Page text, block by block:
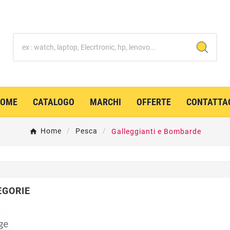
CATALOGO MARCHI OFFERTE
Home Pesca Galleggianti e Bombarde